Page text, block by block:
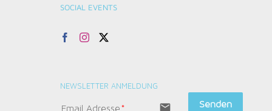
SOCIAL EVENTS
NEWSLETTER ANMELDUNG
Email Adresse email Senden